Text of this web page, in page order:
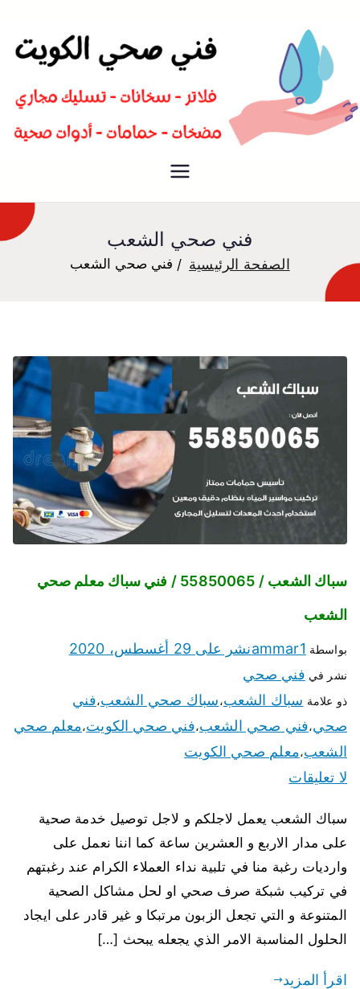
سباك صحي تسليك مجاري افضل
فني صحي الشعب
الصفحة الرئيسية فني صحي الشعب
سباك الشعب / 55850065 / فني سباك معلم صحي
الشعب
بواسطة ammar1نشر على 29 أغسطس، 2020
نشر في فني صحي
ذو علامة سباك الشعب،سباك صحي الشعب،فني
صحي،فني صحي الشعب،فني صحي الكويت،معلم صحي
الشعب،معلم صحي الكويت
لا تعليقات
سباك الشعب يعمل لاجلكم و لاجل توصيل خدمة صحية
على مدار الاربع و العشرين ساعة كما اننا نعمل على
وارديات رغبة منا في تلبية نداء العملاء الكرام عند رغبتهم
في تركيب شبكة صرف صحي او لحل مشاكل الصحية
المتنوعة و التي تجعل الزبون مرتبكا و غير قادر على ايجاد
الحلول المناسبة الامر الذي يجعله يبحث […]
اقرأ المزيد